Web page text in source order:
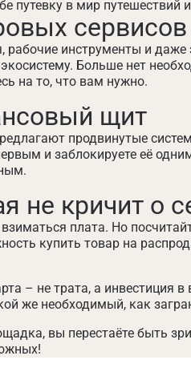
путевку в мир путешествий
сервисов
рабочие инструменты и
Больше нет
на то, что вам нужно.
щит
продвинутые
и заблокируете её
не кричит о
плата. Но
купить товар на
– не трата, а
же необходимый, как
вы перестаёте быть